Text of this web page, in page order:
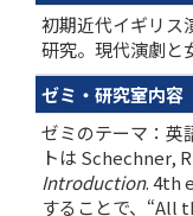
初期近代イギリス
研究。現代演劇と
ゼミ・研究室内容
ゼミのテーマ：英
トは Schechner,
Introduction. 4th
することで、“All